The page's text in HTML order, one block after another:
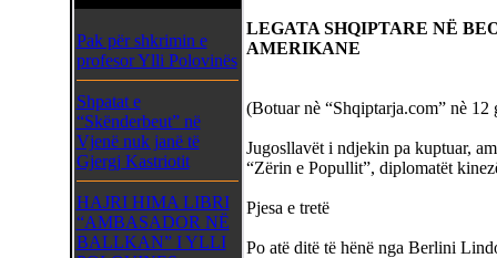
Pak për shkrimin e
profesor Ylli Polovinës
Shpatat e
“Skënderbeut” në
Vjenë nuk janë të
Gjergj Kastriotit
HAJRI HIMA LIBRI
“AMBASADOR NË
BALLKAN” I YLLI
LEGATA SHQIPTARE NË
AMERIKANE
(Botuar nè “Shqiptarja.com” nè 12
Jugosllavët i ndjekin pa kuptuar,
“Zërin e Popullit”, diplomatët
Pjesa e tretë
Po atë ditë të hënë nga Berlini